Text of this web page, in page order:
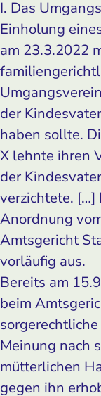
I. Das
Einholung
am 23.3.2022
der
haben sollte.
X lehnte ihren
der
verzichtete.
Anordnung
Amtsgericht
vorläufig aus.
Bereits am
beim
Meinung nach
mütterlichen
gegen ihn